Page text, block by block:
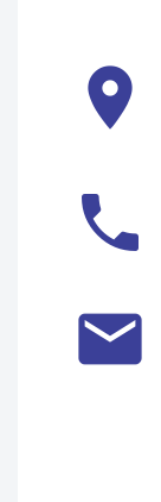
place
phone
local_post_office